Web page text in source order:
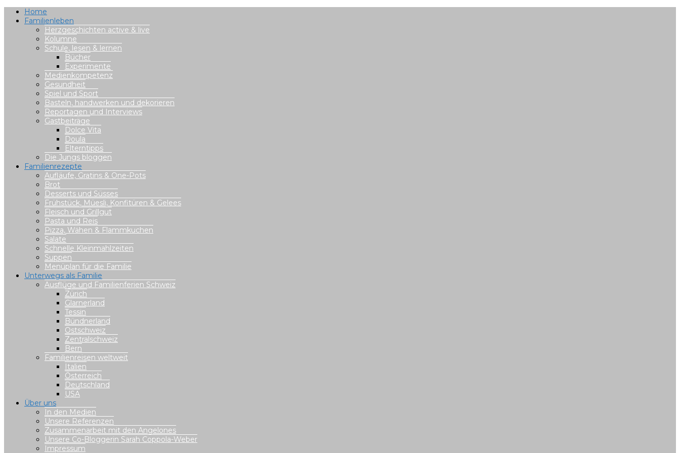
Home
Familienleben
Herzgeschichten active & live
Kolumne
Schule, lesen & lernen
Bücher
Experimente
Medienkompetenz
Gesundheit
Spiel und Sport
Basteln, handwerken und dekorieren
Reportagen und Interviews
Gastbeiträge
Dolce Vita
Doula
Elterntipps
Die Jungs bloggen
Familienrezepte
Aufläufe, Gratins & One-Pots
Brot
Desserts und Süsses
Frühstück, Müesli, Konfitüren & Gelees
Fleisch und Grillgut
Pasta und Reis
Pizza, Wähen & Flammkuchen
Salate
Schnelle Kleinmahlzeiten
Suppen
Menüplan für die Familie
Unterwegs als Familie
Ausflüge und Familienferien Schweiz
Zürich
Glarnerland
Tessin
Bündnerland
Ostschweiz
Zentralschweiz
Bern
Familienreisen weltweit
Italien
Österreich
Deutschland
USA
Über uns
In den Medien
Unsere Referenzen
Zusammenarbeit mit den Angelones
Unsere Co-Bloggerin Sarah Coppola-Weber
Impressum